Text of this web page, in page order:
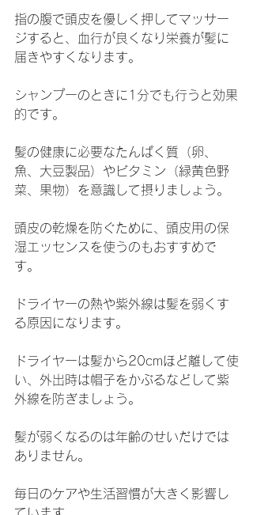
指の腹で頭皮を優しく押してマッサー
ジすると、血行が良くなり栄養が髪に
届きやすくなります。
シャンプーのときに1分でも行うと効果
的です。
髪の健康に必要なたんぱく質（卵、
魚、大豆製品）やビタミン（緑黄色野
菜、果物）を意識して摂りましょう。
頭皮の乾燥を防ぐために、頭皮用の保
湿エッセンスを使うのもおすすめで
す。
ドライヤーの熱や紫外線は髪を弱くす
る原因になります。
ドライヤーは髪から20cmほど離して使
い、外出時は帽子をかぶるなどして紫
外線を防ぎましょう。
髪が弱くなるのは年齢のせいだけでは
ありません。
毎日のケアや生活習慣が大きく影響し